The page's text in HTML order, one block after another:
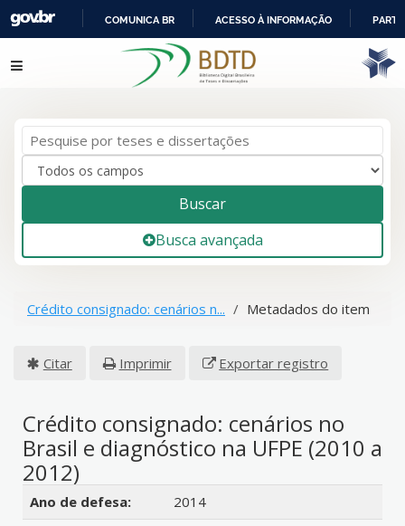
IR
PARA
COMUNICA BR ACESSO À INFORMAÇÃO
Pular para o conteúdo
Buscar
Busca avançada
Crédito consignado: cenários n... Metadados do item
Citar Imprimir Exportar registro
Crédito consignado: cenários no
Brasil e diagnóstico na UFPE (2010 a
2012)
Detalhes bibliográficos
Ano de defesa:
2014